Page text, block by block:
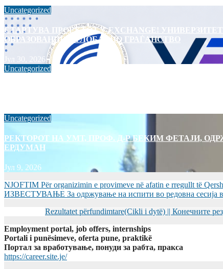
Uncategorized
СТАРТУВА ПРОЕКТОТ V-EXCHANGE!
ОБРАЗОВАНИЕ И ГЛОБАЛНО ГРАЃАНСТВО
Јул 30, 2026
Uncategorized
Uncategorized
РЕКТОРОТ НА УМТ, ПРОФ. Д-Р БЕКИМ ФЕТАЈИ,
ЕРДУМАН
Јул 9, 2026
NJOFTIM Për organizimin e provimeve në afatin e rregullt të
ИЗВЕСТУВАЊЕ За одржување на испити во редовна сесија
Rezultatet përfundimtare(Cikli i dytë) || Конечните
Employment portal, job offers, internships
Portali i punësimeve, oferta pune, praktikë
Портал за вработување, понуди за рабта, пракса
https://career.site.je/